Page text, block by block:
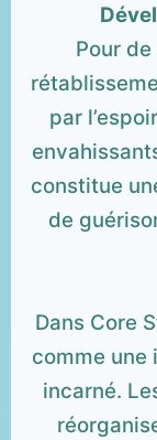
Pour
par
constitue
de
Dans Core
comme
incarné.